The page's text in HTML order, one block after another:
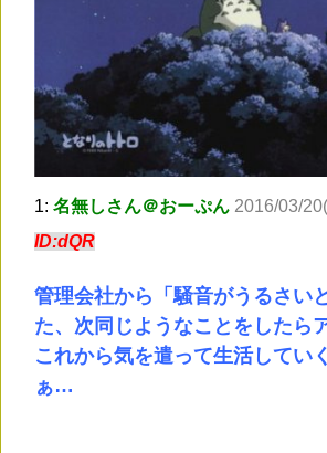
1: 名無しさん＠おーぷん 2016/03/
ID:dQR
管理会社から「騒音がうるさい
た、次同じようなことをしたら
これから気を遣って生活してい
ぁ…